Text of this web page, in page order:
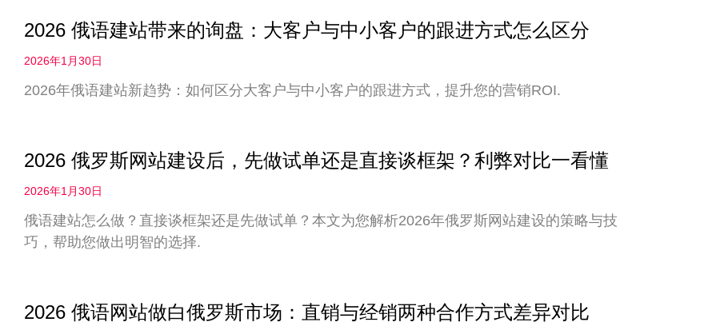
2026 俄语建站带来的询盘：大客户与中小客户的跟进方式怎么区分
2026年1月30日
2026年俄语建站新趋势：如何区分大客户与中小客户的跟进方式，提升您的营销ROI.
2026 俄罗斯网站建设后，先做试单还是直接谈框架？利弊对比一看懂
2026年1月30日
俄语建站怎么做？直接谈框架还是先做试单？本文为您解析2026年俄罗斯网站建设的策略与技
巧，帮助您做出明智的选择.
2026 俄语网站做白俄罗斯市场：直销与经销两种合作方式差异对比